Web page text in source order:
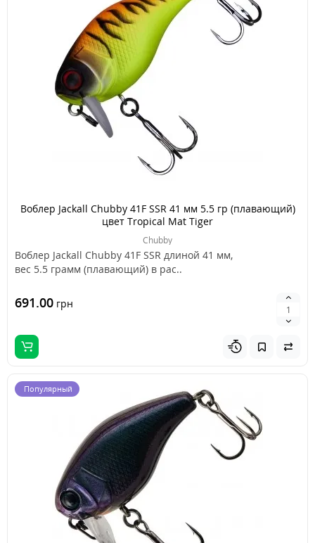
Воблер Jackall Chubby 41F SSR 41 мм 5.5 гр (плавающий)
цвет Tropical Mat Tiger
Chubby
Воблер Jackall Chubby 41F SSR длиной 41 мм,
вес 5.5 грамм (плавающий) в рас..
691.00 грн
Популярный